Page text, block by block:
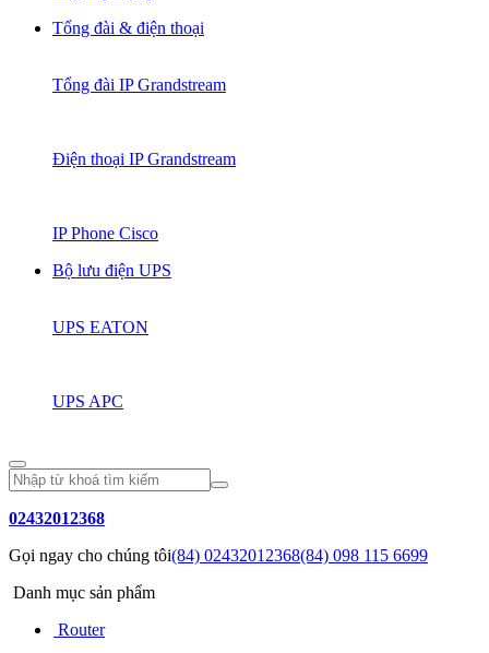
Tổng đài & điện thoại
Tổng đài IP Grandstream
Điện thoại IP Grandstream
IP Phone Cisco
Bộ lưu điện UPS
UPS EATON
UPS APC
02432012368
Gọi ngay cho chúng tôi(84) 02432012368(84) 098 115 6699
Danh mục sản phẩm
Router